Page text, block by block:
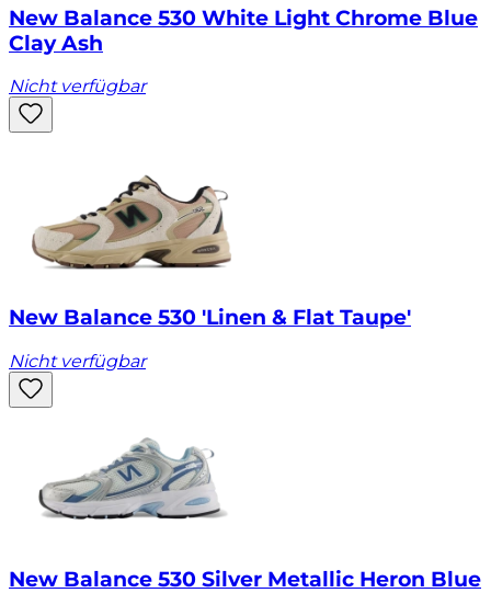
New Balance 530 White Light Chrome Blue
Clay Ash
Nicht verfügbar
New Balance 530 'Linen & Flat Taupe'
Nicht verfügbar
New Balance 530 Silver Metallic Heron Blue